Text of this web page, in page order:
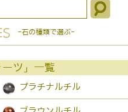
-石の種類で選ぶ-
ーツ」一覧
プラチナルチル